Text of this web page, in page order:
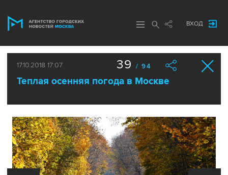
ВХОД
17.10.2018 17:07
Теплая осенняя погода в Москве
39 / 94